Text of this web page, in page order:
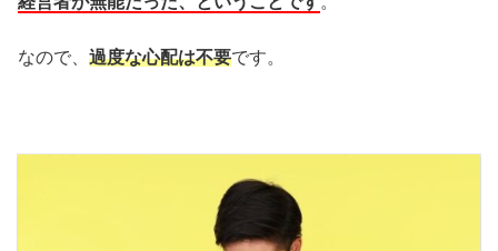
なので、 過度な心配は不要です。